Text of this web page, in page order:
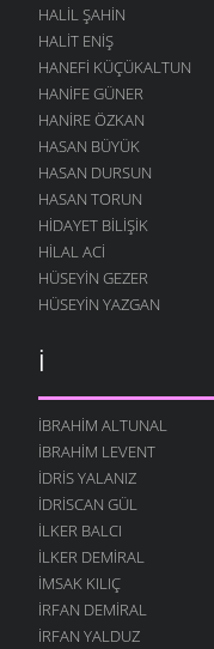
HALIL ŞAHIN
HALIT ENIŞ
HANEFI KÜÇÜKALTUN
HANIFE GÜNER
HANIRE ÖZKAN
HASAN BÜYÜK
HASAN DURSUN
HASAN TORUN
HIDAYET BILIŞIK
HILAL ACI
HÜSEYIN GEZER
HÜSEYIN YAZGAN
İ
İBRAHIM ALTUNAL
İBRAHIM LEVENT
İDRIS YALANIZ
IDRISCAN GÜL
İLKER BALCI
İLKER DEMIRAL
İMSAK KILIÇ
İRFAN DEMIRAL
İRFAN YALDUZ